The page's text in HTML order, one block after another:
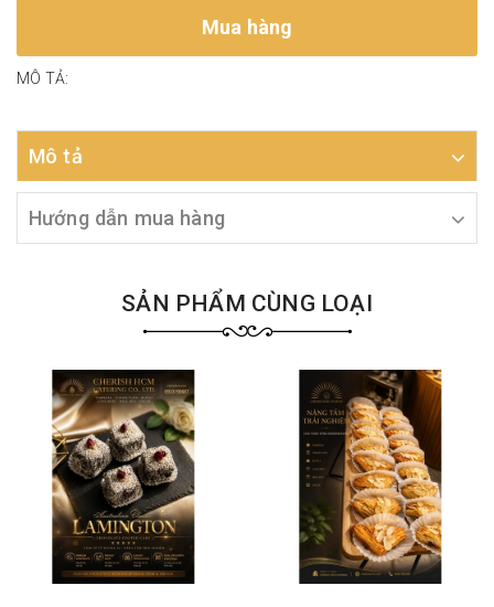
Mua hàng
MÔ TẢ:
Mô tả
Hướng dẫn mua hàng
SẢN PHẨM CÙNG LOẠI